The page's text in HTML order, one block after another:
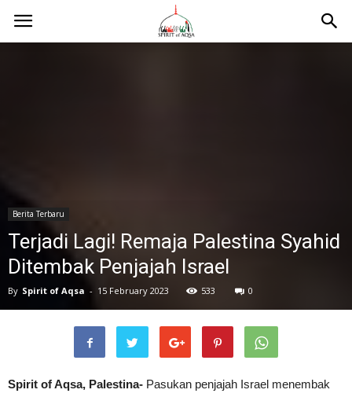
Berita Terbaru
Terjadi Lagi! Remaja Palestina Syahid
Ditembak Penjajah Israel
By Spirit of Aqsa - 15 February 2023 533 0
Spirit of Aqsa, Palestina- Pasukan penjajah Israel menembak